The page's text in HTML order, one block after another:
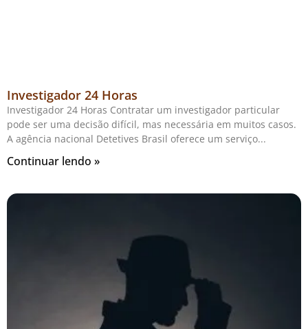
Investigador 24 Horas
Investigador 24 Horas Contratar um investigador particular
pode ser uma decisão difícil, mas necessária em muitos casos.
A agência nacional Detetives Brasil oferece um serviço
Continuar lendo »